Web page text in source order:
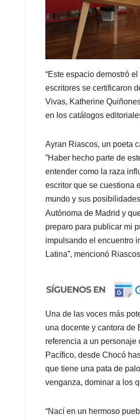
“Este espacio demostró
escritores se certificaron
Vivas, Katherine
en los catálogos
Ayran Riascos, un poeta
”Haber hecho parte de
entender como la raza
escritor que se cuestiona
mundo y sus
Autónoma de Madrid y
preparo para publicar mi
impulsando el encuentro
Latina”, mencionó
Una de las voces más
una docente y cantora de
referencia a un personaje
Pacífico, desde Chocó
que tiene una pata de
venganza, dominar a los
“Nací en un hermoso